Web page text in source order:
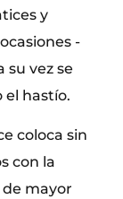
y
-
su vez se
el hastío.
coloca sin
con la
mayor